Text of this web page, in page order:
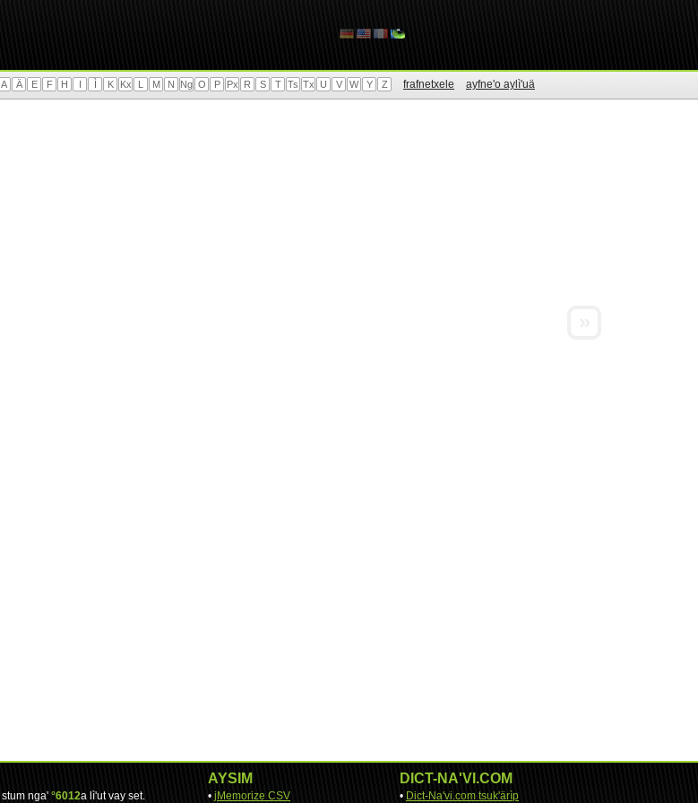
A Ä E F H I Ì K Kx L M N Ng O P Px R S T Ts Tx U V W Y Z frafnetxele ayfne'o aylì'uä
stum nga' °6012a lì'ut vay set.
AYSIM
• jMemorize CSV
DICT-NA'VI.COM
• Dict-Na'vi.com tsuk'ärìp